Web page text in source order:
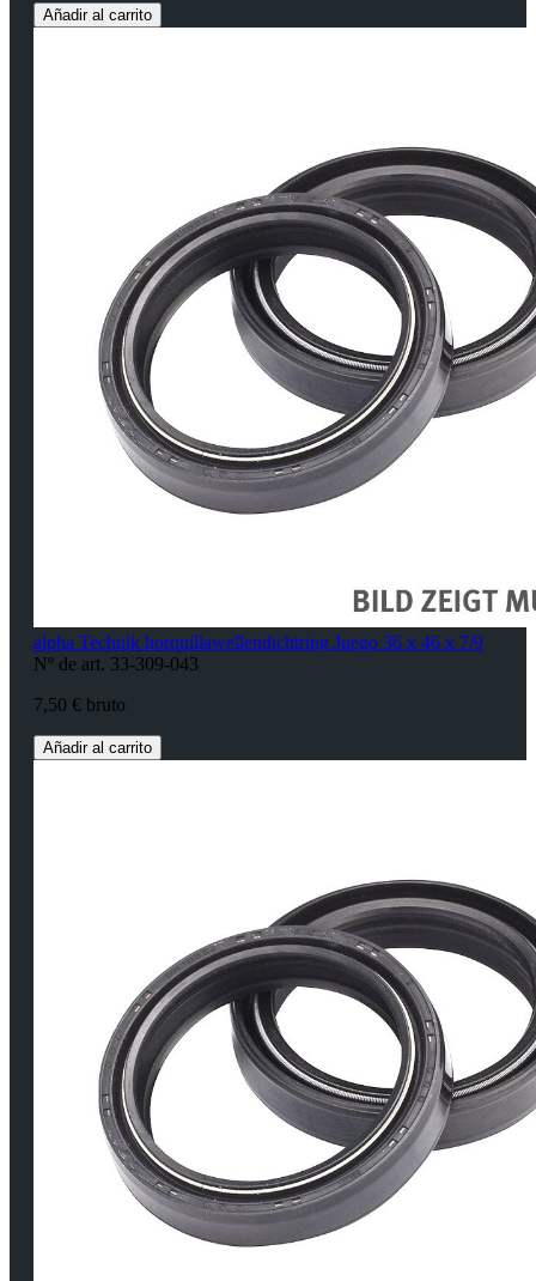
Añadir al carrito
alpha Technik horquillawellendichtring Juego 36 x 46 x 7/9
Nº de art. 33-309-043
7,50 € bruto
Añadir al carrito